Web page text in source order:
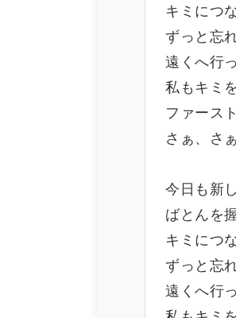
キミにつ
ずっと忘
遠くへ行
私もキミ
ファース
さぁ、さ
今日も新
ばとんを
キミにつ
ずっと忘
遠くへ行